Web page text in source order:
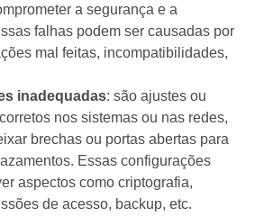
a segurança e a
falhas podem ser causadas por
mal feitas, incompatibilidades,
inadequadas: são ajustes ou
nos sistemas ou nas redes,
brechas ou portas abertas para
Essas configurações
aspectos como criptografia,
de acesso, backup, etc.